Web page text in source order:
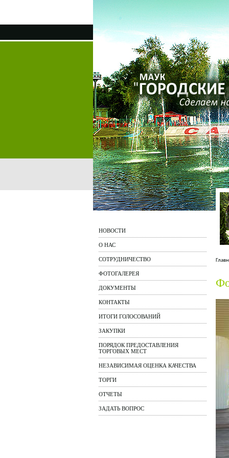
НОВОСТИ
О НАС
СОТРУДНИЧЕСТВО
ФОТОГАЛЕРЕЯ
ДОКУМЕНТЫ
КОНТАКТЫ
ИТОГИ ГОЛОСОВАНИЙ
ЗАКУПКИ
ПОРЯДОК ПРЕДОСТАВЛЕНИЯ
ТОРГОВЫХ МЕСТ
НЕЗАВИСИМАЯ ОЦЕНКА КАЧЕСТВА
ТОРГИ
ОТЧЕТЫ
ЗАДАТЬ ВОПРОС